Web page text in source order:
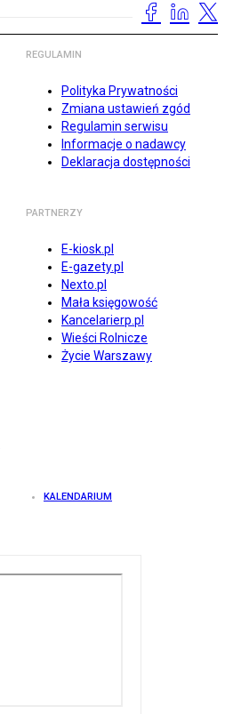
REGULAMIN
Polityka Prywatności
Zmiana ustawień zgód
Regulamin serwisu
Informacje o nadawcy
Deklaracja dostępności
PARTNERZY
E-kiosk.pl
E-gazety.pl
Nexto.pl
Mała księgowość
Kancelarierp.pl
Wieści Rolnicze
Życie Warszawy
KALENDARIUM